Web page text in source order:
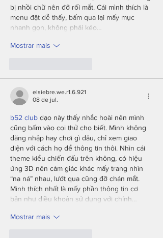
bị nhồi chữ nên đỡ rối mắt. Cái mình thích là
menu đặt dễ thấy, bấm qua lại mấy mục
nhanh gọn, không phải kéo…
Mostrar mais
elsiebre.we.r1.6.921
08 de jul.
b52 club dạo này thấy nhắc hoài nên mình
cũng bấm vào coi thử cho biết. Mình không
đăng nhập hay chơi gì đâu, chỉ xem giao
diện với cách họ để thông tin thôi. Nhìn cái
theme kiểu chiến đấu trên không, có hiệu
ứng 3D nên cảm giác khác mấy trang nhìn
“na ná” nhau, lướt qua cũng đỡ chán mắt.
Mình thích nhất là mấy phần thông tin cơ
bản như điều khoản sử dụng với chính…
Mostrar mais